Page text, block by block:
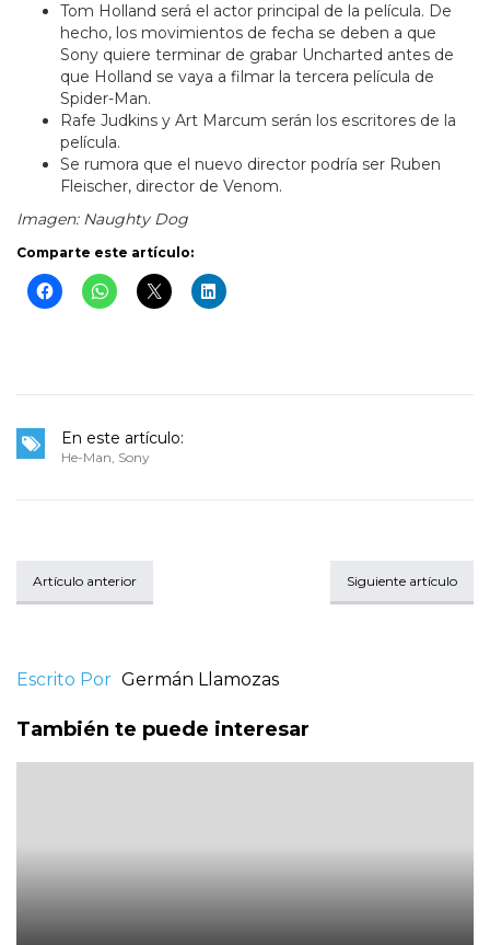
Tom Holland será el actor principal de la película. De
hecho, los movimientos de fecha se deben a que
Sony quiere terminar de grabar Uncharted antes de
que Holland se vaya a filmar la tercera película de
Spider-Man.
Rafe Judkins y Art Marcum serán los escritores de la
película.
Se rumora que el nuevo director podría ser Ruben
Fleischer, director de Venom.
Imagen: Naughty Dog
Comparte este artículo:
En este artículo:
He-Man, Sony
Artículo anterior Siguiente artículo
Escrito Por Germán Llamozas
También te puede interesar